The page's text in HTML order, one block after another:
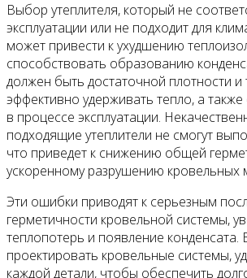
Выбор утеплителя, который не
эксплуатации или не подходит для
может привести к ухудшению
способствовать образованию
должен быть достаточной плотности
эффективно удерживать тепло, а также
в процессе эксплуатации.
подходящие утеплители не смогут
что приведет к снижению общей
ускоренному разрушению кровельных
Эти ошибки приводят к серьезным
герметичности кровельной системы,
теплопотерь и появление
проектировать кровельные системы,
каждой детали, чтобы обеспечить